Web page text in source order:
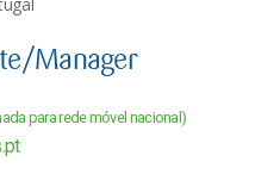
Manager
para rede móvel nacional)